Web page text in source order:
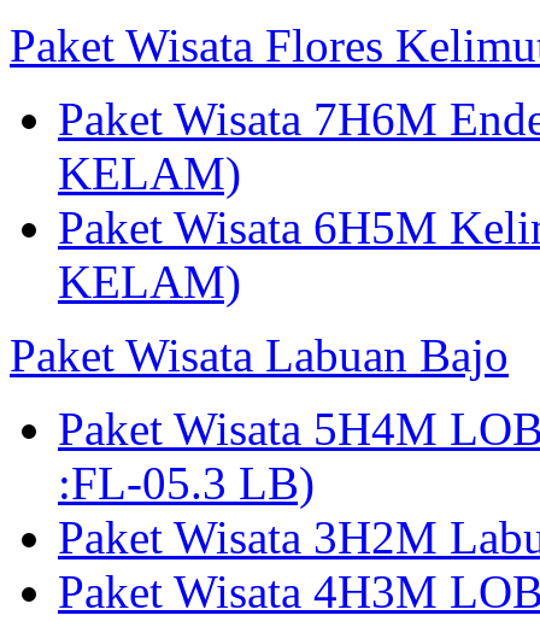
Paket Wisata Flores
Paket Wisata 7H6M
KELAM)
Paket Wisata 6H5M
KELAM)
Paket Wisata Labuan Bajo
Paket Wisata 5H4M
:FL-05.3 LB)
Paket Wisata 3H2M
Paket Wisata 4H3M